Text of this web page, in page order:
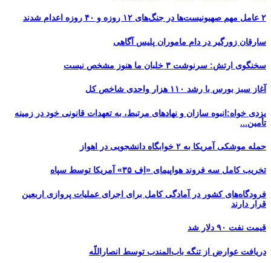
۲ عامل مهم صهیونیست‌ها در جنگ‌های ۱۲ روزه و ۴۰ روزه اعدام شدند
سارقان زورگیر در دام ماموران پلیس آگاهی
سخنگوی ارتش: سرنوشت ۳ خلبان ما هنوز مشخص نیست
آغاز سبز بورس با رشد ۱۱۰ هزار واحدی شاخص کل
یزدی خواه:انبوه سازان و نهادهای مرتبط، به تعهدات قانونی خود در زمینه
تأمین...
حمله موشکی آمریکا به ۲ خوابگاه دانشجویی در اهواز
تخریب کامل سه فروند هواپیمای «اِف ۳۵» آمریکا توسط سپاه
فرودگاه‌های کشور در آمادگی کامل برای اجرای عملیات پروازی اربعین
قرار دارند
قیمت نفت ۹۰ دلار شد
دریافت عوارض از تنگه باب‌المندب توسط انصاراللّه